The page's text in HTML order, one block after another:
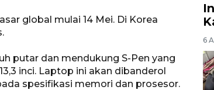
global mulai 14 Mei. Di Korea
putar dan mendukung S-Pen yang
inci. Laptop ini akan dibanderol
spesifikasi memori dan prosesor.
6